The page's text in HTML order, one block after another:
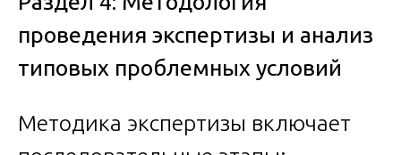
проведения экспертизы и анализ
типовых проблемных условий
Методика экспертизы включает